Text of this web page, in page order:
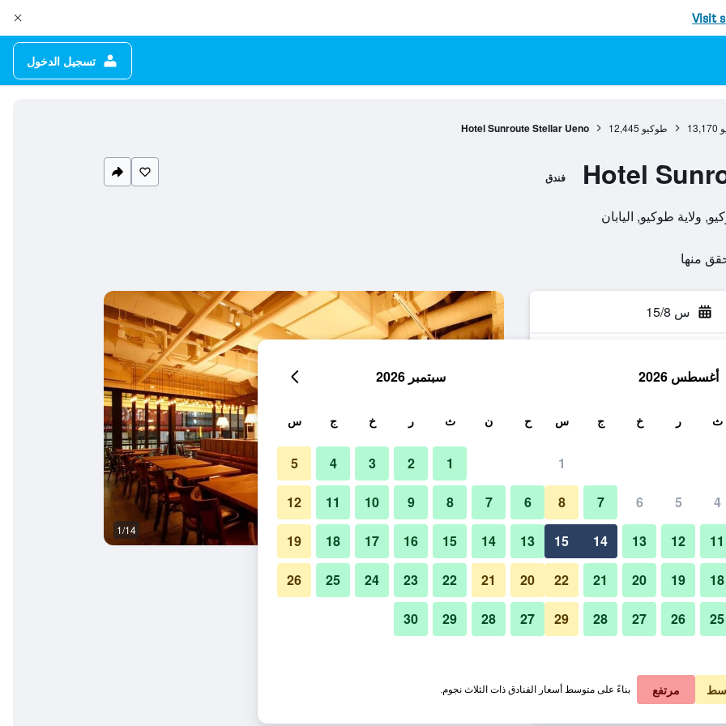
Visit
تسجيل الدخول
13,170 طوكيو 12,445
Hotel Sunroute Stellar Ueno
Hotel فندق
س 15/8
في الليلة
﷼ عرض الصفقة
﷼ عرض الصفقة
1/14
صور لـ Hotel Sunroute Stellar Ueno
أغسطس 2026
ث ر خ ج س
1
4
5
6
7
8
11
12
13
14
15
18
19
20
21
22
25
26
27
28
29
سبتمبر 2026
ح ن ث ر خ ج س
1
2
3
4
5
6
7
8
9
10
11
12
13
14
15
16
17
18
19
20
21
22
23
24
25
26
27
28
29
30
مرتفع بناءً على متوسط أسعار الفنادق ذات الثلاث نجوم.